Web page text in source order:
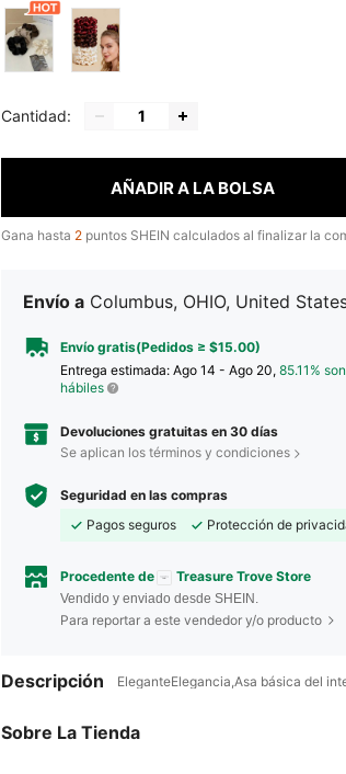
Cantidad:
AÑADIR A LA BOLSA
Gana hasta 2 puntos SHEIN calculados al finalizar la
Envío a Columbus, OHIO, United
Envío gratis(Pedidos ≥ $15.00)
Entrega estimada: Ago 14 - Ago 20, 85.11%
hábiles
Devoluciones gratuitas en 30 días
Se aplican los términos y condiciones
Seguridad en las compras
Pagos seguros
Protección de
Procedente de Treasure Trove Store
Vendido y enviado desde SHEIN.
Para reportar a este vendedor y/o producto
Descripción EleganteElegancia,Asa básica del
Sobre La Tienda